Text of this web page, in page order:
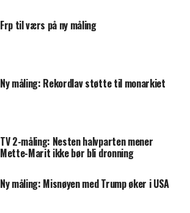
Frp til værs på ny måling
Ny måling: Rekordlav støtte til monarkiet
TV 2-måling: Nesten halvparten mener
Mette-Marit ikke bør bli dronning
Ny måling: Misnøyen med Trump øker i USA